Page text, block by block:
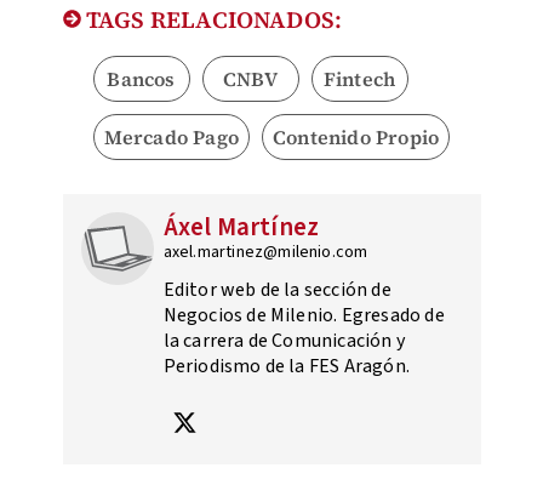
TAGS RELACIONADOS:
Bancos CNBV Fintech
Mercado Pago Contenido Propio
Áxel Martínez
axel.martinez@milenio.com
Editor web de la sección de
Negocios de Milenio. Egresado de
la carrera de Comunicación y
Periodismo de la FES Aragón.